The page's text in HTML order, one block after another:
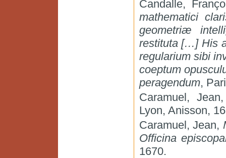
Candalle,
mathematici
geometriæ
restituta […] His
regularium sibi
coeptum
peragendum,
Caramuel,
Lyon, Anisson,
Caramuel, Jean,
Officina
1670.